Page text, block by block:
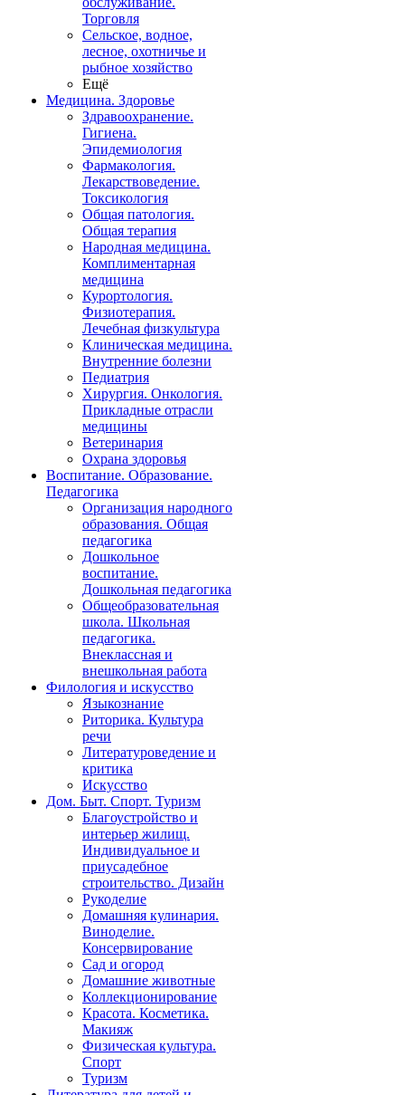
Торговля
Сельское, водное,
лесное, охотничье и
рыбное хозяйство
Ещё
Медицина. Здоровье
Здравоохранение.
Гигиена.
Эпидемиология
Фармакология.
Лекарствоведение.
Токсикология
Общая патология.
Общая терапия
Народная медицина.
Комплиментарная
медицина
Курортология.
Физиотерапия.
Лечебная физкультура
Клиническая медицина.
Внутренние болезни
Педиатрия
Хирургия. Онкология.
Прикладные отрасли
медицины
Ветеринария
Охрана здоровья
Воспитание. Образование.
Педагогика
Организация народного
образования. Общая
педагогика
Дошкольное
воспитание.
Дошкольная педагогика
Общеобразовательная
школа. Школьная
педагогика.
Внеклассная и
внешкольная работа
Филология и искусство
Языкознание
Риторика. Культура
речи
Литературоведение и
критика
Искусство
Дом. Быт. Спорт. Туризм
Благоустройство и
интерьер жилищ.
Индивидуальное и
приусадебное
строительство. Дизайн
Рукоделие
Домашняя кулинария.
Виноделие.
Консервирование
Сад и огород
Домашние животные
Коллекционирование
Красота. Косметика.
Макияж
Физическая культура.
Спорт
Туризм